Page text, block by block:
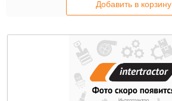
Добавить в корзину